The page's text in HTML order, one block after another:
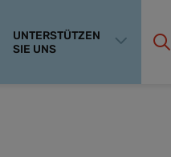
UNTERSTÜTZEN
SIE UNS